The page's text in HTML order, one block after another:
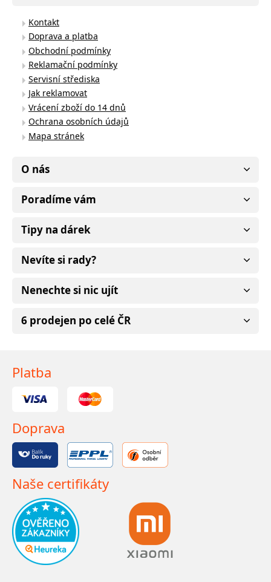
Kontakt
Doprava a platba
Obchodní podmínky
Reklamační podmínky
Servisní střediska
Jak reklamovat
Vrácení zboží do 14 dnů
Ochrana osobních údajů
Mapa stránek
O nás
Poradíme vám
Tipy na dárek
Nevíte si rady?
Nenechte si nic ujít
6 prodejen po celé ČR
Platba
Doprava
Naše certifikáty